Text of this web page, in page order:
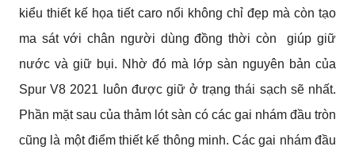
kiểu thiết kế họa tiết caro nổi không chỉ đẹp mà còn tạo
ma sát với chân người dùng đồng thời còn  giúp giữ
nước và giữ bụi. Nhờ đó mà lớp sàn nguyên bản của
Spur V8 2021 luôn được giữ ở trạng thái sạch sẽ nhất.
Phần mặt sau của thảm lót sàn có các gai nhám đầu tròn
cũng là một điểm thiết kế thông minh. Các gai nhám đầu